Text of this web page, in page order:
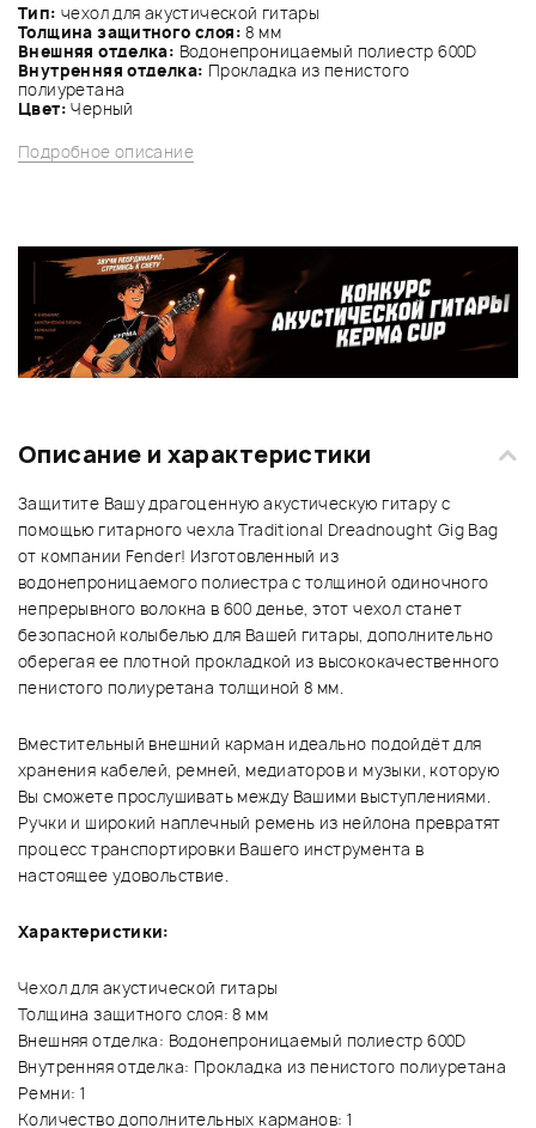
Тип: чехол для акустической гитары
Толщина защитного слоя: 8 мм
Внешняя отделка: Водонепроницаемый полиестр 600D
Внутренняя отделка: Прокладка из пенистого
полиуретана
Цвет: Черный
Подробное описание
Описание и характеристики
Защитите Вашу драгоценную акустическую гитару с
помощью гитарного чехла Traditional Dreadnought Gig Bag
от компании Fender! Изготовленный из
водонепроницаемого полиестра с толщиной одиночного
непрерывного волокна в 600 денье, этот чехол станет
безопасной колыбелью для Вашей гитары, дополнительно
оберегая ее плотной прокладкой из высококачественного
пенистого полиуретана толщиной 8 мм.
Вместительный внешний карман идеально подойдёт для
хранения кабелей, ремней, медиаторов и музыки, которую
Вы сможете прослушивать между Вашими выступлениями.
Ручки и широкий наплечный ремень из нейлона превратят
процесс транспортировки Вашего инструмента в
настоящее удовольствие.
Характеристики:
Чехол для акустической гитары
Толщина защитного слоя: 8 мм
Внешняя отделка: Водонепроницаемый полиестр 600D
Внутренняя отделка: Прокладка из пенистого полиуретана
Ремни: 1
Количество дополнительных карманов: 1